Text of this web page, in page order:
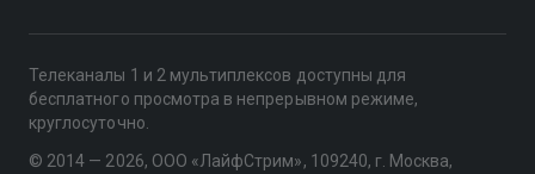
Телеканалы 1 и 2 мультиплексов доступны для
бесплатного просмотра в непрерывном режиме,
круглосуточно.
© 2014 — 2026, ООО «ЛайфСтрим», 109240, г. Москва,